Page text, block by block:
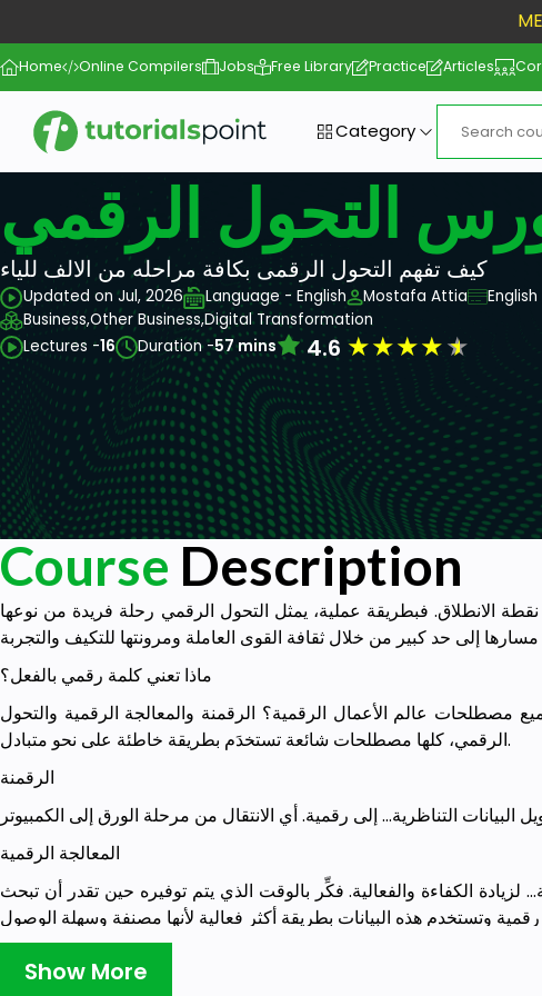
Home Online Compilers Jobs Free Library Practice Articles
Category
التحول الرقمي
كيف تفهم التحول الرقمى بكافة مراحله من الالف للياء
Updated on Jul, 2026 Language - English Mostafa Attia
English
Business,Other Business,Digital Transformation
Lectures -16 Duration -57 mins 4.6 ★★★★★
Course Description
الانطلاق. فبطريقة عملية، يمثل التحول الرقمي رحلة فريدة من نوعها
ماذا تعني كلمة رقمي بالفعل؟
مصطلحات عالم الأعمال الرقمية؟ الرقمنة والمعالجة الرقمية والتحول
الرقمي، كلها مصطلحات شائعة تستخدَم بطريقة خاطئة على نحو متبادل.
الرقمنة
المعالجة الرقمية
لزيادة الكفاءة والفعالية. فكِّر بالوقت الذي يتم توفيره حين تقدر أن تبحث
Show More